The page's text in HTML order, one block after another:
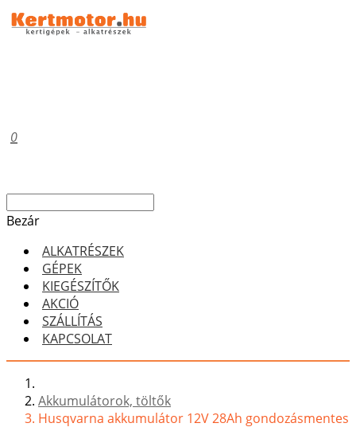
0
Bezár
ALKATRÉSZEK
GÉPEK
KIEGÉSZÍTŐK
AKCIÓ
SZÁLLÍTÁS
KAPCSOLAT
Akkumulátorok, töltők
Husqvarna akkumulátor 12V 28Ah gondozásmentes